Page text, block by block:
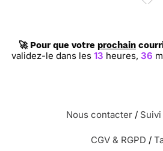
🚀 Pour que votre prochain
validez-le dans les 13 heures, 36
Nous contacter /
CGV & RGPD /